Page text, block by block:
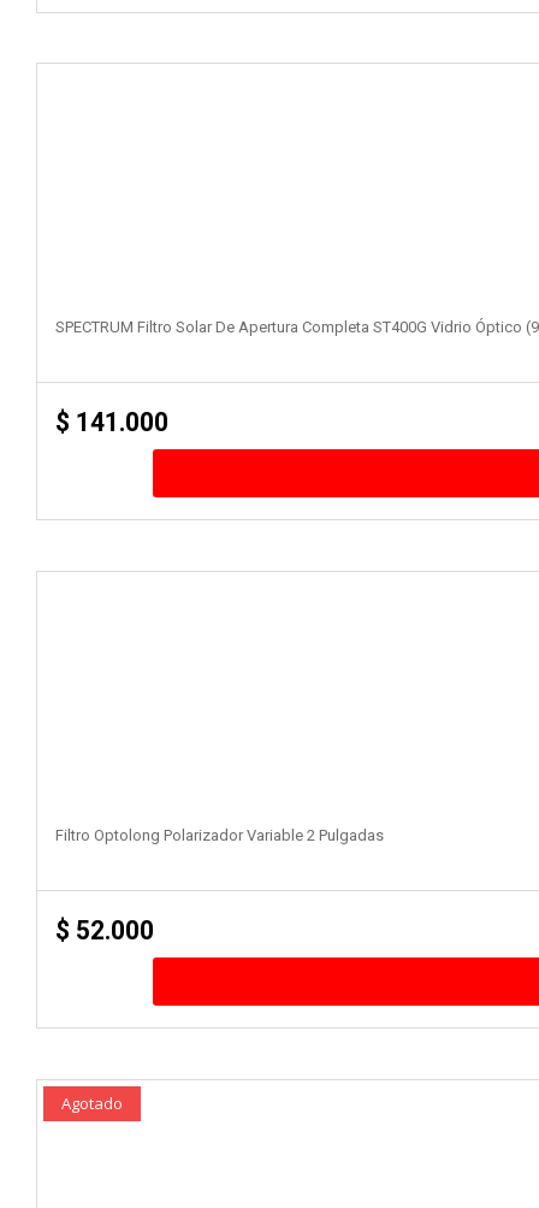
SPECTRUM Filtro Solar De Apertura Completa ST400G Vidrio Óptico
$ 141.000
Filtro Optolong Polarizador Variable 2 Pulgadas
$ 52.000
Agotado